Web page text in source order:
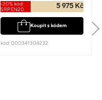
-20% kód:
SRPEN20
5 975 Kč
Koupit s kódem
kód: 000341304232